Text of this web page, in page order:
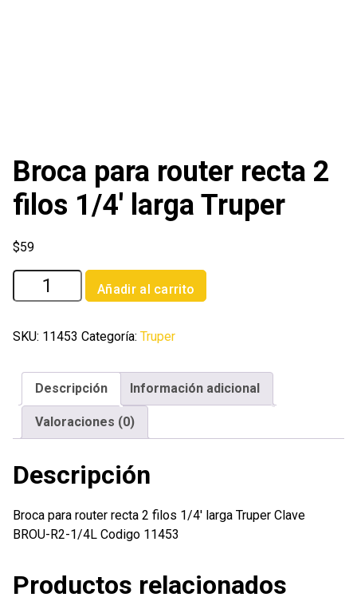
Broca para router recta 2
filos 1/4′ larga Truper
$59
Broca
para
recta
filos
larga
Truper
Añadir al carrito
SKU: 11453 Categoría: Truper
Descripción Información adicional
Valoraciones (0)
Descripción
Broca para router recta 2 filos 1/4′ larga Truper Clave
BROU-R2-1/4L Codigo 11453
Productos relacionados